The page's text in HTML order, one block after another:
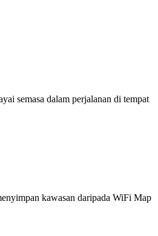
semasa dalam perjalanan di tempat
kawasan daripada WiFi Map